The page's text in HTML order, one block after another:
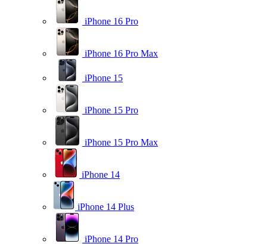
iPhone 16 Pro
iPhone 16 Pro Max
iPhone 15
iPhone 15 Pro
iPhone 15 Pro Max
iPhone 14
iPhone 14 Plus
iPhone 14 Pro